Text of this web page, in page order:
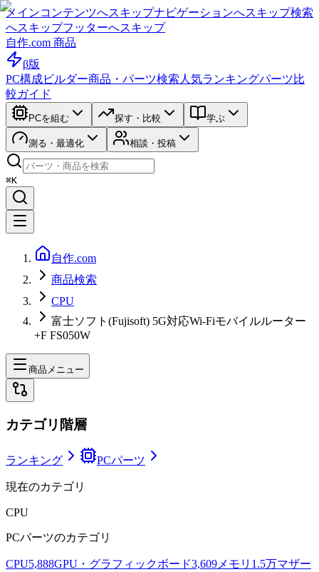
メインコンテンツへスキップナビゲーションへスキップ検索
へスキップフッターへスキップ
自作.com 商品
β版
PC構成ビルダー商品・パーツ検索 人気ランキングパーツ比
較ガイド
PCを組む 探す・比較 学ぶ
測る・最適化 相談・投稿
⌘K
自作.com
商品検索
CPU
富士ソフト(Fujisoft) 5G対応Wi-Fiモバイルルーター
+F FS050W
商品メニュー
カテゴリ階層
ランキング PCパーツ
現在のカテゴリ
CPU
PCパーツのカテゴリ
CPU5,888GPU・グラフィックボード3,609メモリ 1.5万マザー